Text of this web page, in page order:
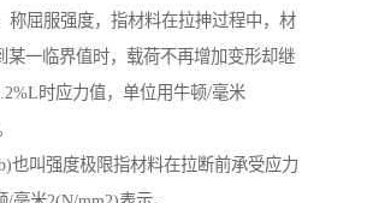
称屈服强度，指材料在拉抻过程中，材
某一临界值时，载荷不再增加变形却继
时应力值，单位用牛顿/毫米
也叫强度极限指材料在拉断前承受应力